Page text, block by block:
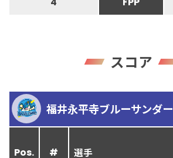
スコア
福井永平寺ブルーサンダー
Pos. # 選手